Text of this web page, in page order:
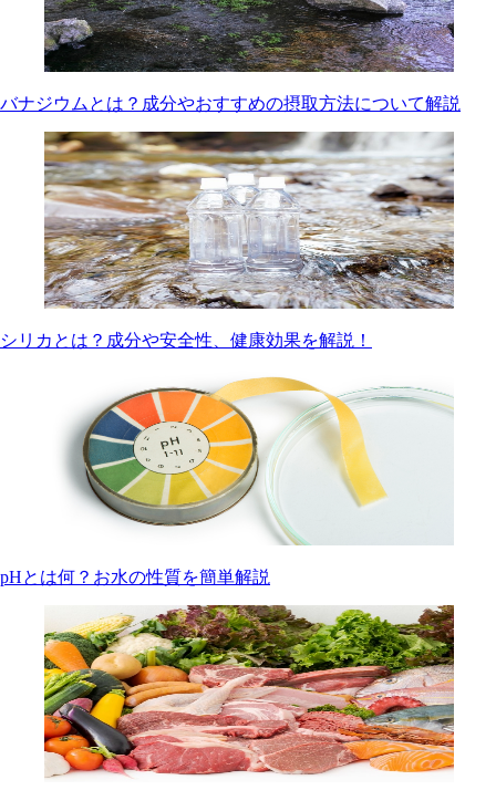
バナジウムとは？成分やおすすめの摂取方法について解説
シリカとは？成分や安全性、健康効果を解説！
pHとは何？お水の性質を簡単解説